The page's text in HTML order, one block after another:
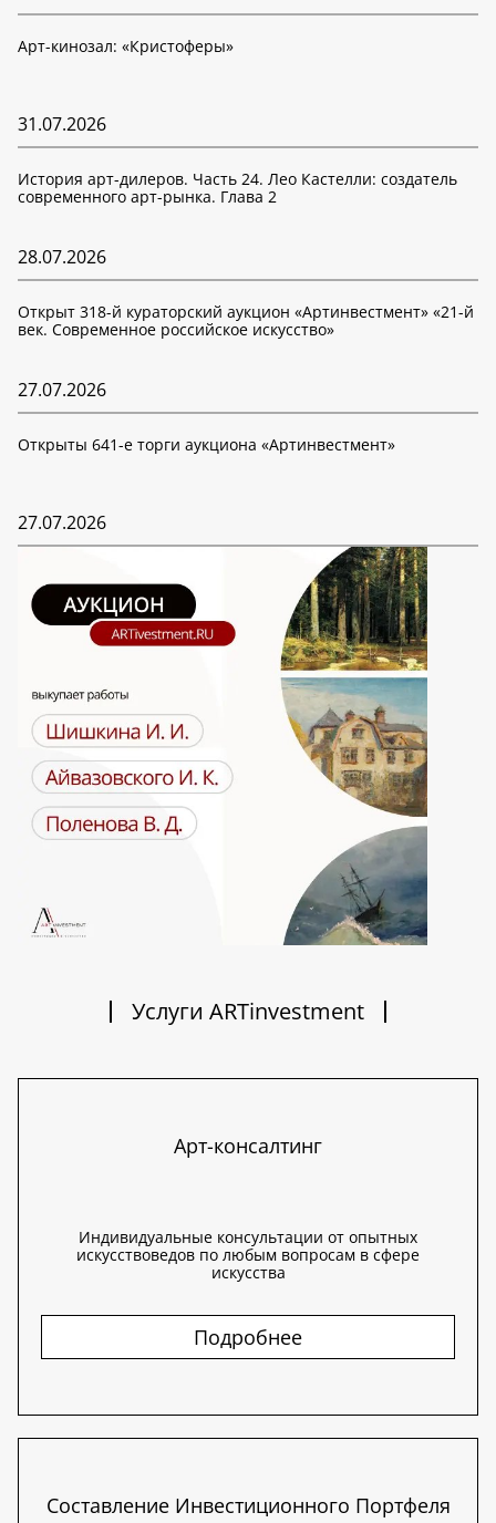
Арт-кинозал: «Кристоферы»
31.07.2026
История арт-дилеров. Часть 24. Лео Кастелли: создатель
современного арт-рынка. Глава 2
28.07.2026
Открыт 318-й кураторский аукцион «Артинвестмент» «21-й
век. Современное российское искусство»
27.07.2026
Открыты 641-е торги аукциона «Артинвестмент»
27.07.2026
Услуги ARTinvestment
Арт-консалтинг
Индивидуальные консультации от опытных
искусствоведов по любым вопросам в сфере
искусства
Подробнее
Составление Инвестиционного Портфеля